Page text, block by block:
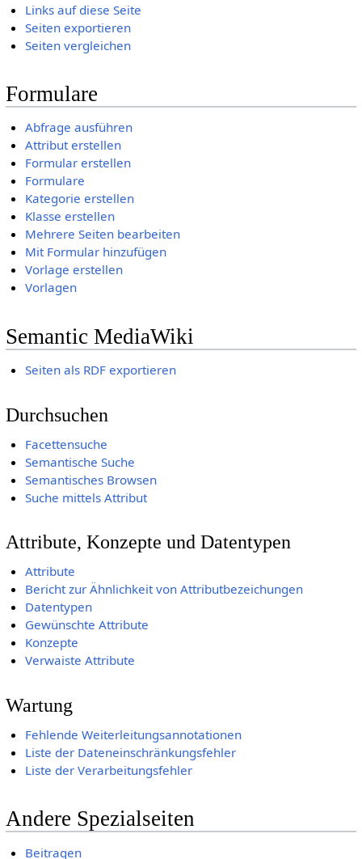
Links auf diese Seite
Seiten exportieren
Seiten vergleichen
Formulare
Abfrage ausführen
Attribut erstellen
Formular erstellen
Formulare
Kategorie erstellen
Klasse erstellen
Mehrere Seiten bearbeiten
Mit Formular hinzufügen
Vorlage erstellen
Vorlagen
Semantic MediaWiki
Seiten als RDF exportieren
Durchsuchen
Facettensuche
Semantische Suche
Semantisches Browsen
Suche mittels Attribut
Attribute, Konzepte und Datentypen
Attribute
Bericht zur Ähnlichkeit von Attributbezeichungen
Datentypen
Gewünschte Attribute
Konzepte
Verwaiste Attribute
Wartung
Fehlende Weiterleitungsannotationen
Liste der Dateneinschränkungsfehler
Liste der Verarbeitungsfehler
Andere Spezialseiten
Beitragen